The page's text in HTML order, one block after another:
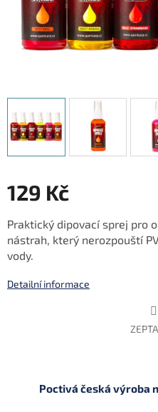
129 Kč
cena:
Praktický dipovací sprej pro
nástrah, který nerozpouští
vody.
Detailní informace
Poctivá česká výroba